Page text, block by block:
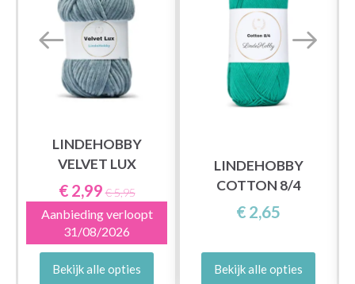
LINDEHOBBY
VELVET LUX
€ 2,99 € 5,95
Aanbieding verloopt
31/08/2026
Bekijk alle opties
LINDEHOBBY
COTTON 8/4
€ 2,65
Bekijk alle opties